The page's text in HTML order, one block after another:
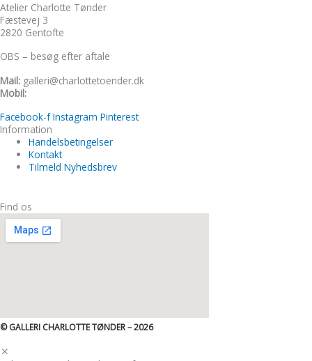
Atelier Charlotte Tønder
Fæstevej 3
2820 Gentofte
OBS – besøg efter aftale
Mail: galleri@charlottetoender.dk
Mobil:
Facebook-f Instagram Pinterest
Information
Handelsbetingelser
Kontakt
Tilmeld Nyhedsbrev
Find os
© GALLERI CHARLOTTE TØNDER – 2026